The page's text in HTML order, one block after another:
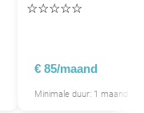
☆☆☆☆☆
€ 85/maand
Minimale duur: 1 maand